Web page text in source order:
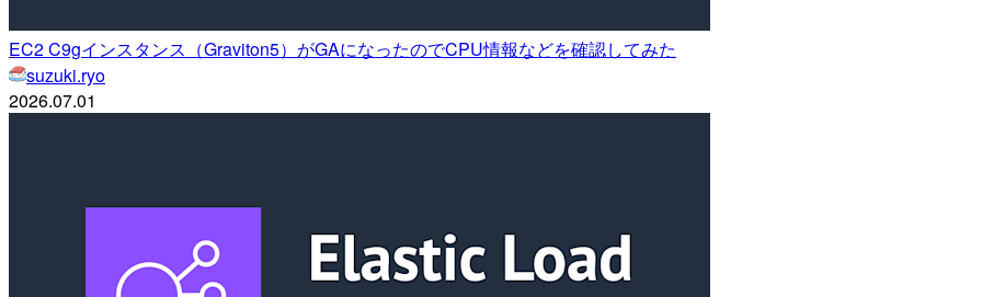
EC2 C9gインスタンス（Graviton5）がGAになったのでCPU情報などを確認してみた
suzuki.ryo
2026.07.01